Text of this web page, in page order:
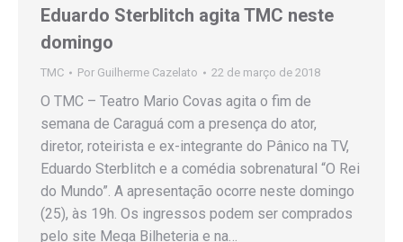
Eduardo Sterblitch agita TMC neste
domingo
TMC Por Guilherme Cazelato 22 de março de 2018
O TMC – Teatro Mario Covas agita o fim de
semana de Caraguá com a presença do ator,
diretor, roteirista e ex-integrante do Pânico na TV,
Eduardo Sterblitch e a comédia sobrenatural “O Rei
do Mundo”. A apresentação ocorre neste domingo
(25), às 19h. Os ingressos podem ser comprados
pelo site Mega Bilheteria e na…